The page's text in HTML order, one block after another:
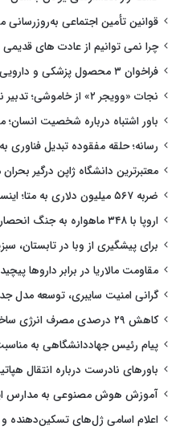
قوانین تأمین اجتماعی
چرا نمی توانیم از عادت های
فراخوان ۳ محصول پزشکی و دارویی به دلیل خطرهای کیفی و ایمنی
نجات «وویجر ۲» از خاموشی؛ تدبیر ناسا برای حفظ کاوشگر ۴۸ ساله
باور اشتباه درباره شخصیت
رسانه؛ حلقه مفقوده تبدیل فناوری
معتبرترین دانشگاه ژاپن درگیر
ضربه ۵۶۷ میلیون دلاری به متا؛ اینستاگرام زیر تیغ دادگاه
اروپا با ۳۴۸ ماهواره به جنگ انحصار استارلینک می‌رود
برای پیشگیری از وبا در تابستان،
مقاومت مالاریا در برابر داروها
گرانی امنیت سایبری، توسعه مدل
کاهش ۲۹ درصدی مصرف انرژی ساختمان‌ها با یک طراحی هوشمند
پیام رئیس جهاددانشگاهی به
باورهای نادرست درباره انتقال
آموزش هوش مصنوعی به مدارس
اعلام اسامی ژل‌های